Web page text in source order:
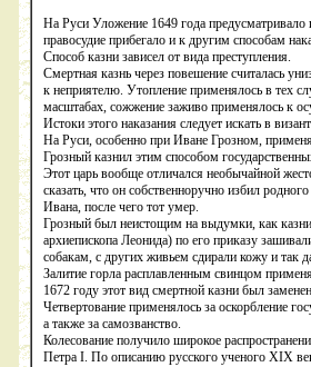
На Руси Уложение 1649 года
правосудие прибегало и к другим способам
Способ казни зависел от вида преступления.
Смертная казнь через повешение считалась
к неприятелю. Утопление применялось в тех
масштабах, сожжение заживо применялось к
Истоки этого наказания следует искать в
На Руси, особенно при Иване Грозном,
Грозный казнил этим способом
Этот царь вообще отличался необычайной
сказать, что он собственноручно избил
Ивана, после чего тот умер.
Грозный был неистощим на выдумки, как
архиепископа Леонида) по его приказу
собакам, с других живьем сдирали кожу и так
Залитие горла расплавленным свинцом
1672 году этот вид смертной казни был
Четвертование применялось за оскорбление
а также за самозванство.
Колесование получило широкое
Петра I. По описанию русского ученого XIX